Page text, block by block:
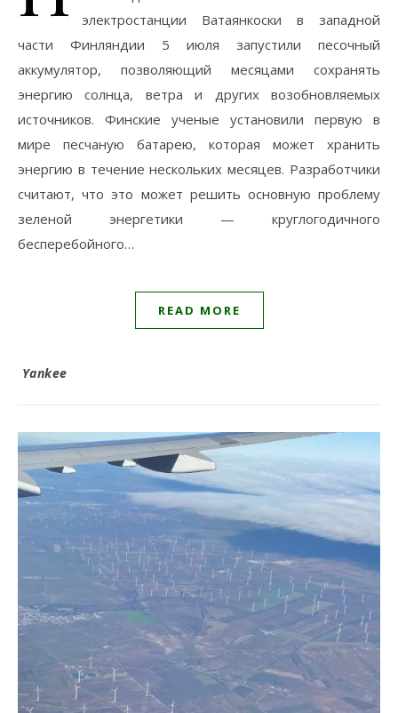
электростанции Ватаянкоски в западной
части Финляндии 5 июля запустили песочный
аккумулятор, позволяющий месяцами сохранять
энергию солнца, ветра и других возобновляемых
источников. Финские ученые установили первую в
мире песчаную батарею, которая может хранить
энергию в течение нескольких месяцев. Разработчики
считают, что это может решить основную проблему
зеленой энергетики — круглогодичного
бесперебойного…
READ MORE
Yankee